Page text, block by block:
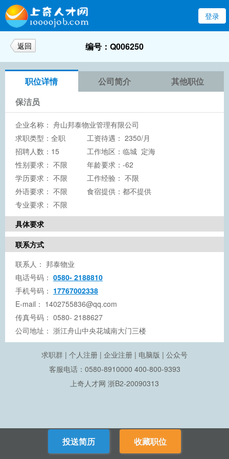
登录
返回 编号：Q006250
职位详情 公司简介
其他职位
保洁员
企业名称： 舟山邦泰物业管理有限公司
求职类型：全职
工资待遇： 2350/月
招聘人数：15
工作地区：临城 定海
性别要求： 不限
年龄要求：-62
学历要求： 不限
工作经验： 不限
外语要求： 不限
食宿提供：都不提供
专业要求： 不限
具体要求
联系方式
联系人： 邦泰物业
电话号码： 0580- 2188810
手机号码： 17767002338
E-mail： 1402755836@qq.com
传真号码： 0580- 2188627
公司地址： 浙江舟山中央花城南大门三楼
投送简历 收藏职位
求职群 | 个人注册 | 企业注册 | 电脑版 | 公众号
客服电话：0580-8910000 400-800-9393
上奇人才网 浙B2-20090313